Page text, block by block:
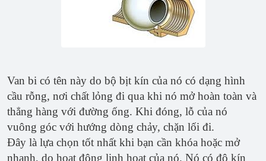
Van bi có tên này do bộ bịt kín của nó có dạng hình
cầu rỗng, nơi chất lỏng đi qua khi nó mở hoàn toàn và
thẳng hàng với đường ống. Khi đóng, lỗ của nó
vuông góc với hướng dòng chảy, chặn lối đi.
Đây là lựa chọn tốt nhất khi bạn cần khóa hoặc mở
nhanh, do hoạt động linh hoạt của nó. Nó có độ kín